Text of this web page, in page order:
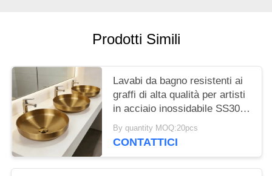
Prodotti Simili
Lavabi da bagno resistenti ai
graffi di alta qualità per artisti
in acciaio inossidabile SS304,
lavabi rotondi in rame spessi,
lavamani popolari in oro
By quantity MOQ:20pcs
CONTATTICI